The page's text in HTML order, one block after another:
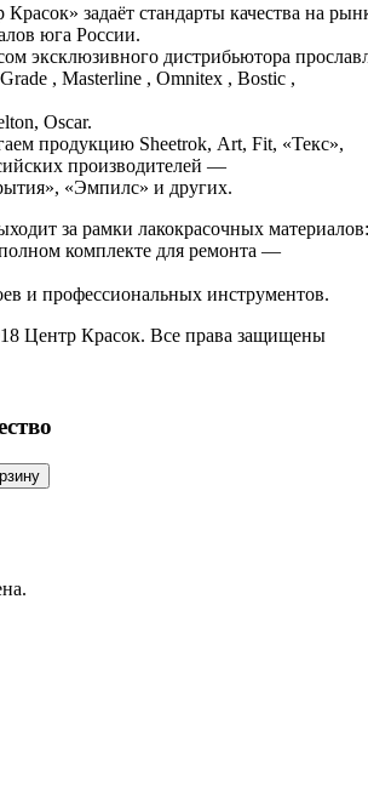
Красок» задаёт стандарты качества на
юга России.
эксклюзивного дистрибьютора
, Masterline , Omnitex , Bostic ,
Oscar.
продукцию Sheetrok, Art, Fit, «Текс»,
производителей —
«Эмпилс» и других.
за рамки лакокрасочных
комплекте для ремонта —
и профессиональных инструментов.
Центр Красок. Все права защищены